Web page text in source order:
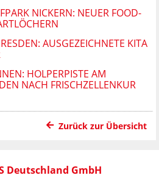
NICKERN: NEUER FOOD-
AUSGEZEICHNETE KITA
HOLPERPISTE AM
NACH FRISCHZELLENKUR
Zurück zur Übersicht
Deutschland GmbH